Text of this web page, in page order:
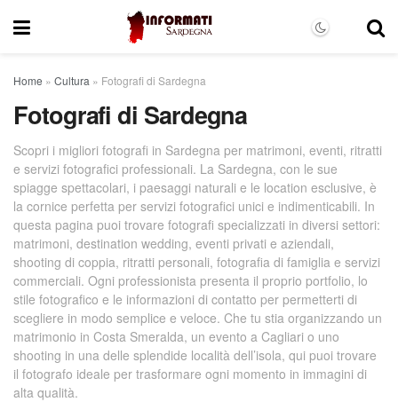
Home » Cultura » Fotografi di Sardegna
Fotografi di Sardegna
Scopri i migliori fotografi in Sardegna per matrimoni, eventi, ritratti
e servizi fotografici professionali. La Sardegna, con le sue
spiagge spettacolari, i paesaggi naturali e le location esclusive, è
la cornice perfetta per servizi fotografici unici e indimenticabili. In
questa pagina puoi trovare fotografi specializzati in diversi settori:
matrimoni, destination wedding, eventi privati e aziendali,
shooting di coppia, ritratti personali, fotografia di famiglia e servizi
commerciali. Ogni professionista presenta il proprio portfolio, lo
stile fotografico e le informazioni di contatto per permetterti di
scegliere in modo semplice e veloce. Che tu stia organizzando un
matrimonio in Costa Smeralda, un evento a Cagliari o uno
shooting in una delle splendide località dell’isola, qui puoi trovare
il fotografo ideale per trasformare ogni momento in immagini di
alta qualità.